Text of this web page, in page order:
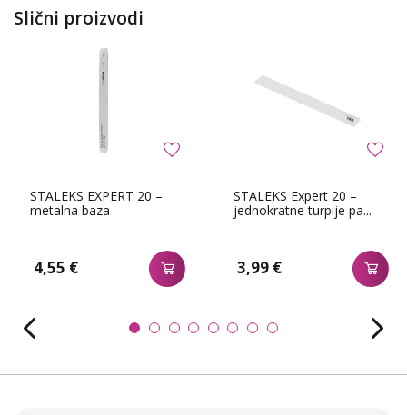
Slični proizvodi
STALEKS EXPERT 20 –
metalna baza
4,55 €
STALEKS Expert 20 –
jednokratne turpije pa...
3,99 €